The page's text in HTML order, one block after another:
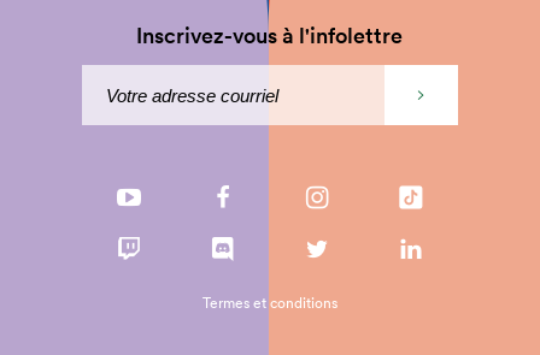
Inscrivez-vous à l'infolettre
Termes et conditions